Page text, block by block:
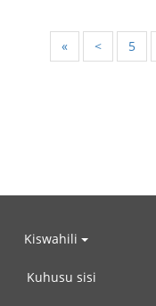
« < 5
Kiswahili
Kuhusu sisi